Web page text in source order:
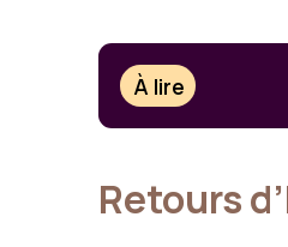
À lire
Retours